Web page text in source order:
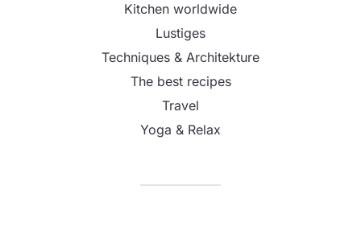
Kitchen worldwide
Lustiges
Techniques & Architekture
The best recipes
Travel
Yoga & Relax